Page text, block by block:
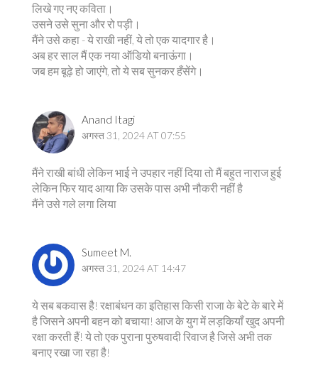
लिखे गए नए कविता।
उसने उसे सुना और रो पड़ी।
मैंने उसे कहा - ये राखी नहीं, ये तो एक यादगार है।
अब हर साल मैं एक नया ऑडियो बनाऊंगा।
जब हम बूढ़े हो जाएंगे, तो ये सब सुनकर हँसेंगे।
Anand Itagi
अगस्त 31, 2024 AT 07:55
मैंने राखी बांधी लेकिन भाई ने उपहार नहीं दिया तो मैं बहुत नाराज हुई
लेकिन फिर याद आया कि उसके पास अभी नौकरी नहीं है
मैंने उसे गले लगा लिया
Sumeet M.
अगस्त 31, 2024 AT 14:47
ये सब बकवास है! रक्षाबंधन का इतिहास किसी राजा के बेटे के बारे में
है जिसने अपनी बहन को बचाया! आज के युग में लड़कियाँ खुद अपनी
रक्षा करती हैं! ये तो एक पुराना पुरुषवादी रिवाज है जिसे अभी तक
बनाए रखा जा रहा है!